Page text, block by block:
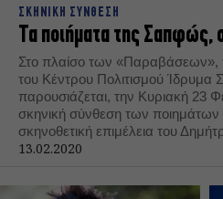
ΣΚΗΝΙΚΗ ΣΥΝΘΕΣΗ
Τα ποιήματα της Σαπφώς,
Στο πλαίσο των «Παραβάσεων»,
του Κέντρου Πολιτισμού Ίδρυμα
παρουσιάζεται, την Κυριακή 23
σκηνική σύνθεση των
σκηνοθετική επιμέλεια του
13.02.2020